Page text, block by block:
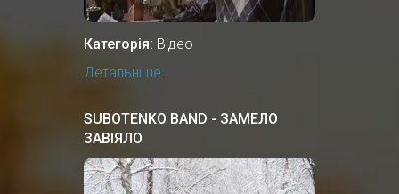
Категорія: Відео
Детальніше...
SUBOTENKO BAND - ЗАМЕЛО
ЗАВІЯЛО